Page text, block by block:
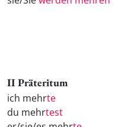
II Präteritum
ich mehrte
du mehrtest